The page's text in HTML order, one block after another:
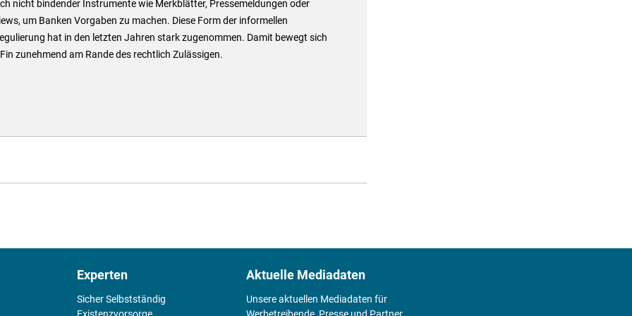
nicht bindender Instrumente wie Merkblätter, Pressemeldungen oder
um Banken Vorgaben zu machen. Diese Form der informellen
hat in den letzten Jahren stark zugenommen. Damit bewegt sich
zunehmend am Rande des rechtlich Zulässigen.
Experten
Sicher Selbstständig
Existenz­vorsorge
Aktuelle Mediadaten
Unsere aktuellen Mediadaten für
Werbetreibende, Presse und Partner